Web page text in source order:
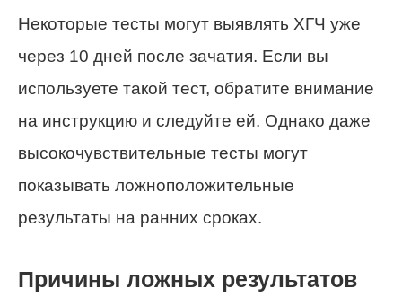
Некоторые тесты могут выявлять ХГЧ уже
через 10 дней после зачатия. Если вы
используете такой тест, обратите внимание
на инструкцию и следуйте ей. Однако даже
высокочувствительные тесты могут
показывать ложноположительные
результаты на ранних сроках.
Причины ложных результатов